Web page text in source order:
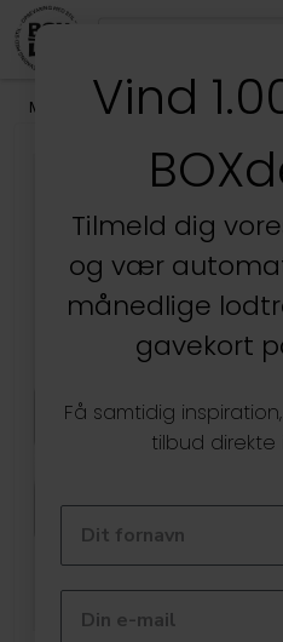
Mærker Stackers /Stackers
Vind
Tilmeld dig
og vær
månedlige
gavekort
Få samtidig
tilbud direkte